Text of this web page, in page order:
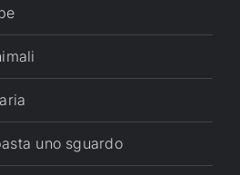
uno sguardo